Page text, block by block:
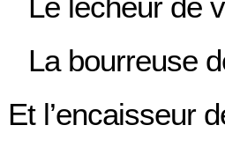
La bourreuse
Et l’encaisseur